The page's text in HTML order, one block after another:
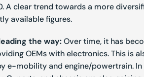
A clear trend towards a more
available figures.
the way:Over time, it has
OEMs with electronics. This is
e-mobility and engine/powertrain.